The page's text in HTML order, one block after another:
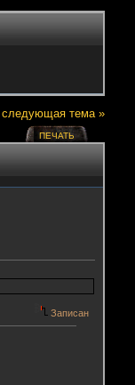
следующая тема »
ПЕЧАТЬ
Записан